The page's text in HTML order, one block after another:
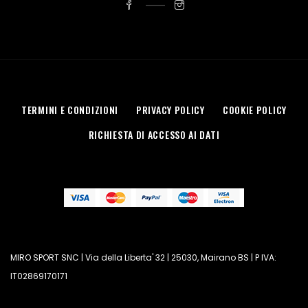
TERMINI E CONDIZIONI PRIVACY POLICY
COOKIE POLICY
RICHIESTA DI ACCESSO AI DATI
MIRO SPORT SNC | Via della Liberta' 32 | 25030, Mairano BS | P IVA:
IT02869170171